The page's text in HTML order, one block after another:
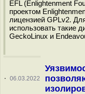
EFL (Enlightenment
проектом
лицензией GPLv2.
использовать такие
GeckoLinux и
· 06.03.2022